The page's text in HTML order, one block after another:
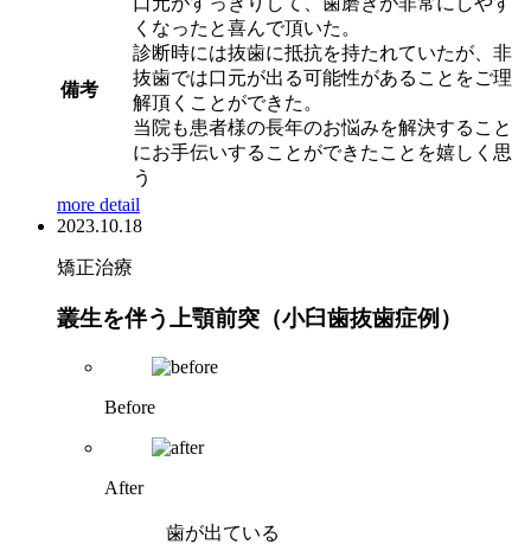
備考
くなったと喜んで頂いた。
診断時には抜歯に抵抗を持たれていたが、非
抜歯では口元が出る可能性があることをご理
解頂くことができた。
当院も患者様の長年のお悩みを解決すること
にお手伝いすることができたことを嬉しく思
う
more detail
2023.10.18
矯正治療
叢生を伴う上顎前突（小臼歯抜歯症例）
Before
After
歯が出ている